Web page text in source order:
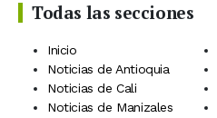
Todas las secciones
Inicio
Noticias de Antioquia
Noticias de Cali
Noticias de Manizales